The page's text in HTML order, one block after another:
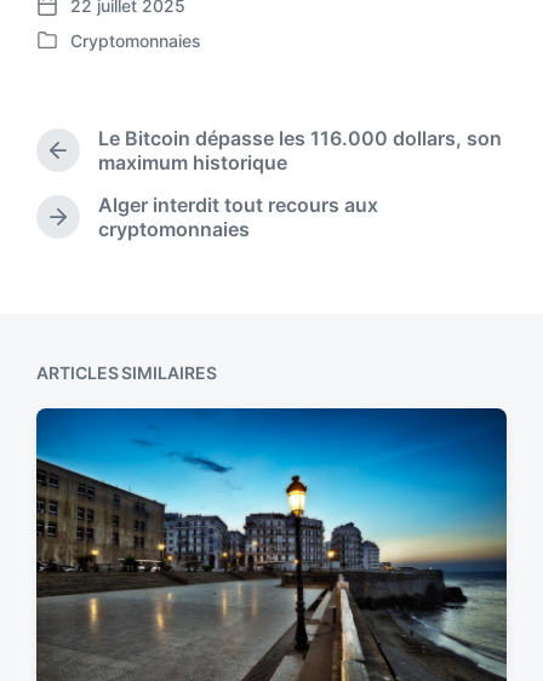
P
o
a
22 juillet 2025
P
e
n
Cryptomonnaies
P
e
v
o
s
:
Le Bitcoin dépasse les 116.000 dollars, son
maximum historique
N
s
Alger interdit tout recours aux
cryptomonnaies
ARTICLES SIMILAIRES